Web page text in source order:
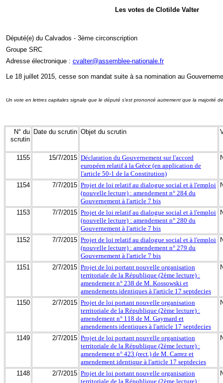
Les votes de Clotilde Valter
Député(e) du Calvados - 3ème circonscription
Groupe SRC
Adresse électronique : cvalter@assemblee-nationale.fr
Le 18 juillet 2015, cesse son mandat suite à sa nomination au
Un vote en lettres capitales signale que le député s'est prononcé autrement que la majorité
N° du
scrutin
Date du scrutin Objet du scrutin
1155 15/7/2015 Déclaration du Gouvernement sur l'accord
européen relatif à la Grèce (en application de
l'article 50-1 de la Constitution)
1154 7/7/2015 Projet de loi relatif au dialogue social et à l'emploi
(nouvelle lecture) : amendement n° 284 du
Gouvernement à l'article 7 bis
1153 7/7/2015 Projet de loi relatif au dialogue social et à l'emploi
(nouvelle lecture) : amendement n° 280 du
Gouvernement à l'article 7 bis
1152 7/7/2015 Projet de loi relatif au dialogue social et à l'emploi
(nouvelle lecture) : amendement n° 279 du
Gouvernement à l'article 7 bis
1151 2/7/2015 Projet de loi portant nouvelle organisation
territoriale de la République (2ème lecture) :
amendement n° 238 de M. Kossowski et
amendements identiques à l'article 17 septdecies
1150 2/7/2015 Projet de loi portant nouvelle organisation
territoriale de la République (2ème lecture) :
amendement n° 118 de M. Gaymard et
amendements identiques à l'article 17 septdecies
1149 2/7/2015 Projet de loi portant nouvelle organisation
territoriale de la République (2ème lecture) :
amendement n° 423 (rect.) de M. Carrez et
amendement identique à l'article 17 septdecies
1148 2/7/2015 Projet de loi portant nouvelle organisation
territoriale de la République (2ème lecture) :